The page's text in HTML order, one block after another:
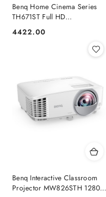
Benq Home Cinema Series
TH671ST Full HD
(1920x1080), 3000 ANSI
lumens, 10.000:1, White
Cena:
4422.00
Benq Interactive Classroom
Projector MW826STH 1280 x